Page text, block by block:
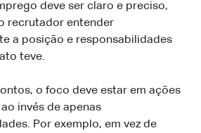
deve ser claro e preciso,
recrutador entender
a posição e responsabilidades
teve.
o foco deve estar em ações
invés de apenas
Por exemplo, em vez de